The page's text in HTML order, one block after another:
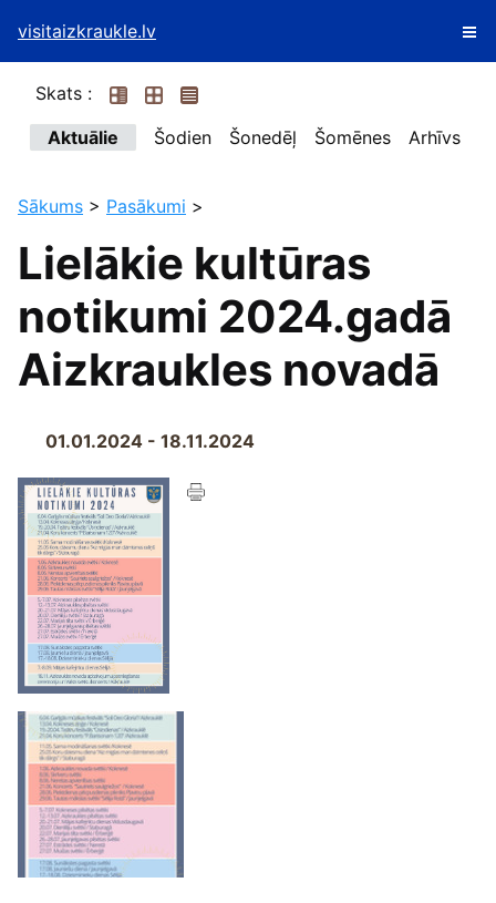
visitaizkraukle.lv
Skats :
Aktuālie
Šodien Šonedēļ Šomēnes Arhīvs
Sākums > Pasākumi >
Lielākie kultūras
notikumi 2024.gadā
Aizkraukles novadā
01.01.2024 - 18.11.2024